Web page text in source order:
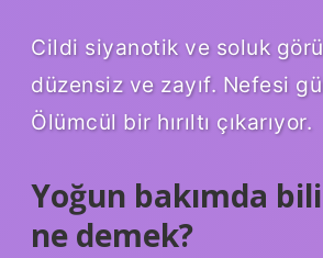
Cildi siyanotik ve soluk
düzensiz ve zayıf. Nefesi
Ölümcül bir hırıltı çıkarıyor.
Yoğun bakımda
ne demek?